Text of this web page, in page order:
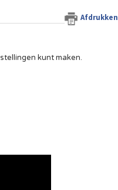
Afdrukken
kunt maken.